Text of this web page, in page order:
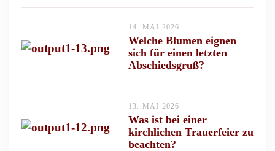
14. MAI 2026
Welche Blumen eignen
sich für einen letzten
Abschiedsgruß?
13. MAI 2026
Was ist bei einer
kirchlichen Trauerfeier zu
beachten?